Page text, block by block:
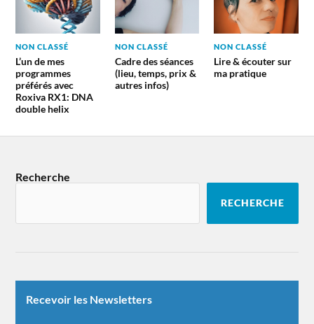
NON CLASSÉ
L’un de mes
programmes
préférés avec
Roxiva RX1: DNA
double helix
NON CLASSÉ
Cadre des séances
(lieu, temps, prix &
autres infos)
NON CLASSÉ
Lire & écouter sur
ma pratique
Recherche
RECHERCHE
Recevoir les Newsletters